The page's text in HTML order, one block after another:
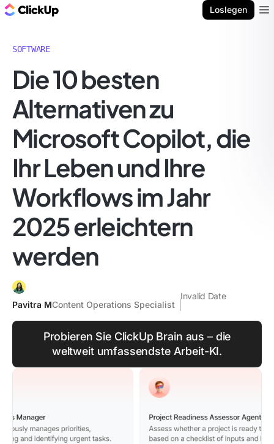
Loslegen
SOFTWARE
Die 10 besten
Alternativen zu
Microsoft Copilot, die
Ihr Leben und Ihre
Workflows im Jahr
2025 erleichtern
werden
Pavitra MContent Operations Specialist
Invalid Date
Probieren Sie ClickUp Brain aus – die
weltweit umfassendste Arbeit-KI.